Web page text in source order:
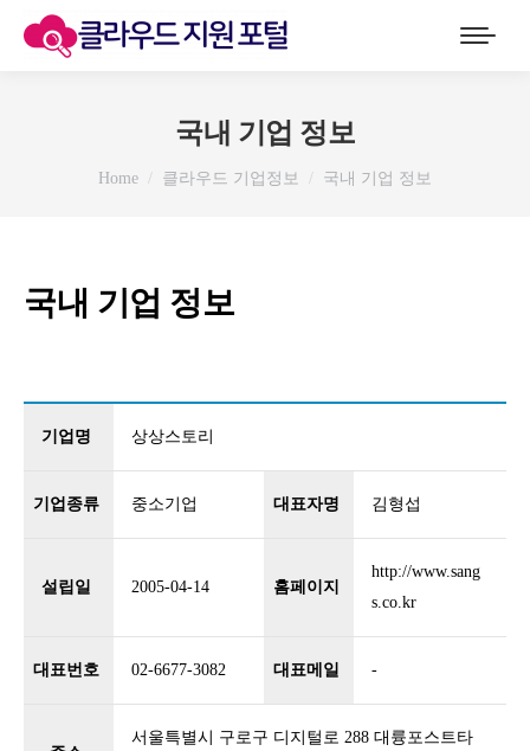
국내 기업 정보
You are here:
Home 클라우드 기업정보 국내 기업 정보
국내 기업 정보
기업명 상상스토리
기업종류 중소기업 대표자명 김형섭
설립일 2005-04-14 홈페이지
http://www.sang
s.co.kr
대표번호 02-6677-3082 대표메일 -
서울특별시 구로구 디지털로 288 대륭포스트타